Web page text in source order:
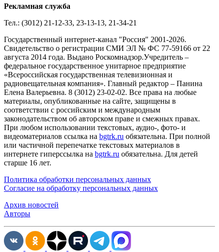
Рекламная служба
Тел.: (3012) 21-12-33, 23-13-13, 21-34-21
Государственный интернет-канал "Россия" 2001-2026.
Cвидетельство о регистрации СМИ ЭЛ № ФС 77-59166 от 22
августа 2014 года. Выдано Роскомнадзор.Учредитель –
федеральное государственное унитарное предприятие
«Всероссийская государственная телевизионная и
радиовещательная компания». Главный редактор – Панина
Елена Валерьевна. 8 (3012) 23-02-02. Все права на любые
материалы, опубликованные на сайте, защищены в
соответствии с российским и международным
законодательством об авторском праве и смежных правах.
При любом использовании текстовых, аудио-, фото- и
видеоматериалов ссылка на bgtrk.ru обязательна. При полной
или частичной перепечатке текстовых материалов в
интернете гиперссылка на bgtrk.ru обязательна. Для детей
старше 16 лет.
Политика обработки персональных данных
Согласие на обработку персональных данных
Архив новостей
Авторы